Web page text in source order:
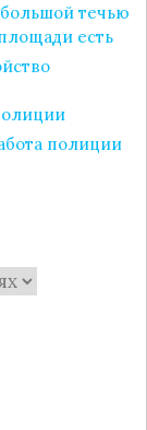
течью
полиции